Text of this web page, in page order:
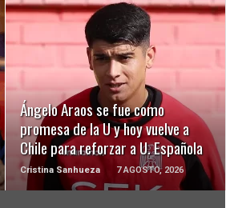
Ángelo Araos se fue como
promesa de la U y hoy vuelve a
Chile para reforzar a U. Española
Cristina Sanhueza 7 AGOSTO, 2026
LEER MÁS